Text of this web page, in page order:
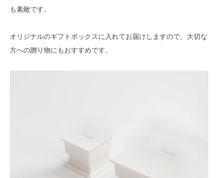
も素敵です。
オリジナルのギフトボックスに入れてお届けしますので、大切な
方への贈り物にもおすすめです。